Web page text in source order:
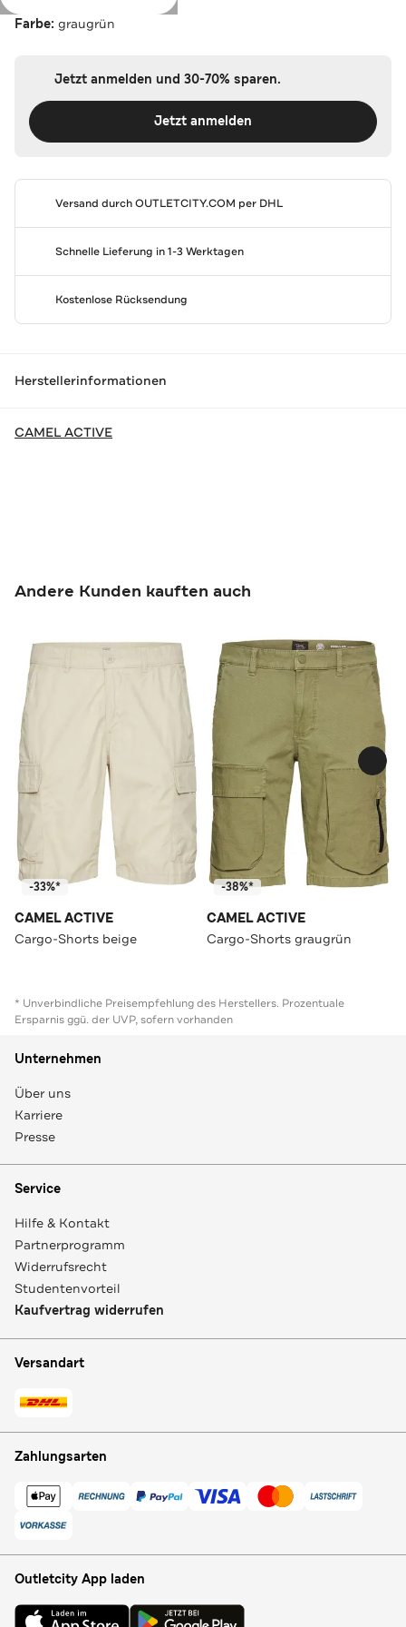
Farbe: graugrün
Jetzt anmelden und 30-70% sparen.
Jetzt anmelden
Versand durchOUTLETCITY.COM per DHL
Schnelle Lieferung in 1-3 Werktagen
Kostenlose Rücksendung
Herstellerinformationen
CAMEL ACTIVE
Andere Kunden kauften auch
-33%*
CAMEL ACTIVE
Cargo-Shorts beige
-38%*
CAMEL ACTIVE
Cargo-Shorts graugrün
* Unverbindliche Preisempfehlung des Herstellers. Prozentuale
Ersparnis ggü. der UVP, sofern vorhanden
Unternehmen
Über uns
Karriere
Presse
Service
Hilfe & Kontakt
Partnerprogramm
Widerrufsrecht
Studentenvorteil
Kaufvertrag widerrufen
Versandart
Zahlungsarten
Outletcity App laden